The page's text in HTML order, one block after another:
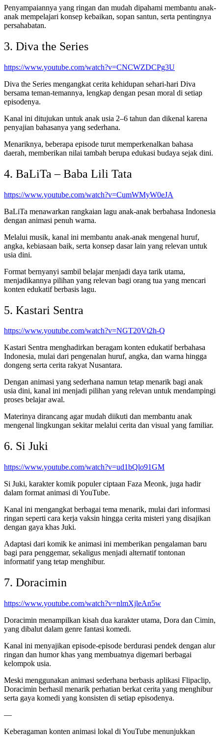
Penyampaiannya yang ringan dan mudah dipahami membantu anak-
anak mempelajari konsep kebaikan, sopan santun, serta pentingnya
persahabatan.
3. Diva the Series
https://www.youtube.com/watch?v=CNCWZDCPg3U
Diva the Series mengangkat cerita kehidupan sehari-hari Diva
bersama teman-temannya, lengkap dengan pesan moral di setiap
episodenya.
Kanal ini ditujukan untuk anak usia 2–6 tahun dan dikenal karena
penyajian bahasanya yang sederhana.
Menariknya, beberapa episode turut memperkenalkan bahasa
daerah, memberikan nilai tambah berupa edukasi budaya sejak dini.
4. BaLiTa – Baba Lili Tata
https://www.youtube.com/watch?v=CumWMyW0eJA
BaLiTa menawarkan rangkaian lagu anak-anak berbahasa Indonesia
dengan animasi penuh warna.
Melalui musik, kanal ini membantu anak-anak mengenal huruf,
angka, kebiasaan baik, serta konsep dasar lain yang relevan untuk
usia dini.
Format bernyanyi sambil belajar menjadi daya tarik utama,
menjadikannya pilihan yang relevan bagi orang tua yang mencari
konten edukatif berbasis lagu.
5. Kastari Sentra
https://www.youtube.com/watch?v=NGT20Vt2h-Q
Kastari Sentra menghadirkan beragam konten edukatif berbahasa
Indonesia, mulai dari pengenalan huruf, angka, dan warna hingga
dongeng serta cerita rakyat Nusantara.
Dengan animasi yang sederhana namun tetap menarik bagi anak
usia dini, kanal ini menjadi pilihan yang relevan untuk mendampingi
proses belajar awal.
Materinya dirancang agar mudah diikuti dan membantu anak
mengenal lingkungan sekitar melalui cerita dan visual yang familiar.
6. Si Juki
https://www.youtube.com/watch?v=ud1bQlo91GM
Si Juki, karakter komik populer ciptaan Faza Meonk, juga hadir
dalam format animasi di YouTube.
Kanal ini mengangkat berbagai tema menarik, mulai dari informasi
ringan seperti cara kerja vaksin hingga cerita misteri yang disajikan
dengan gaya khas Juki.
Adaptasi dari komik ke animasi ini memberikan pengalaman baru
bagi para penggemar, sekaligus menjadi alternatif tontonan
informatif yang tetap menghibur.
7. Doracimin
https://www.youtube.com/watch?v=nlmXjleAn5w
Doracimin menampilkan kisah dua karakter utama, Dora dan Cimin,
yang dibalut dalam genre fantasi komedi.
Kanal ini menyajikan episode-episode berdurasi pendek dengan alur
ringan dan humor khas yang membuatnya digemari berbagai
kelompok usia.
Meski menggunakan animasi sederhana berbasis aplikasi Flipaclip,
Doracimin berhasil menarik perhatian berkat cerita yang menghibur
serta gaya komedi yang konsisten di setiap episodenya.
—
Keberagaman konten animasi lokal di YouTube menunjukkan